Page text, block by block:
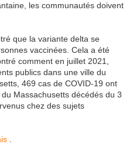
les communautés doivent
que la variante delta se
vaccinées. Cela a été
comment en juillet 2021,
publics dans une ville du
469 cas de COVID-19 ont
Massachusetts décédés du 3
chez des sujets